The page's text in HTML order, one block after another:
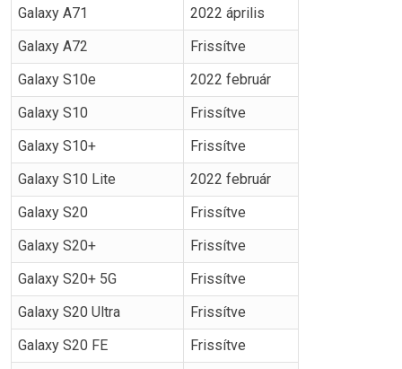
Galaxy A71
2022 április
Galaxy A72
Frissítve
Galaxy S10e
2022 február
Galaxy S10
Frissítve
Galaxy S10+
Frissítve
Galaxy S10 Lite
2022 február
Galaxy S20
Frissítve
Galaxy S20+
Frissítve
Galaxy S20+ 5G
Frissítve
Galaxy S20 Ultra
Frissítve
Galaxy S20 FE
Frissítve